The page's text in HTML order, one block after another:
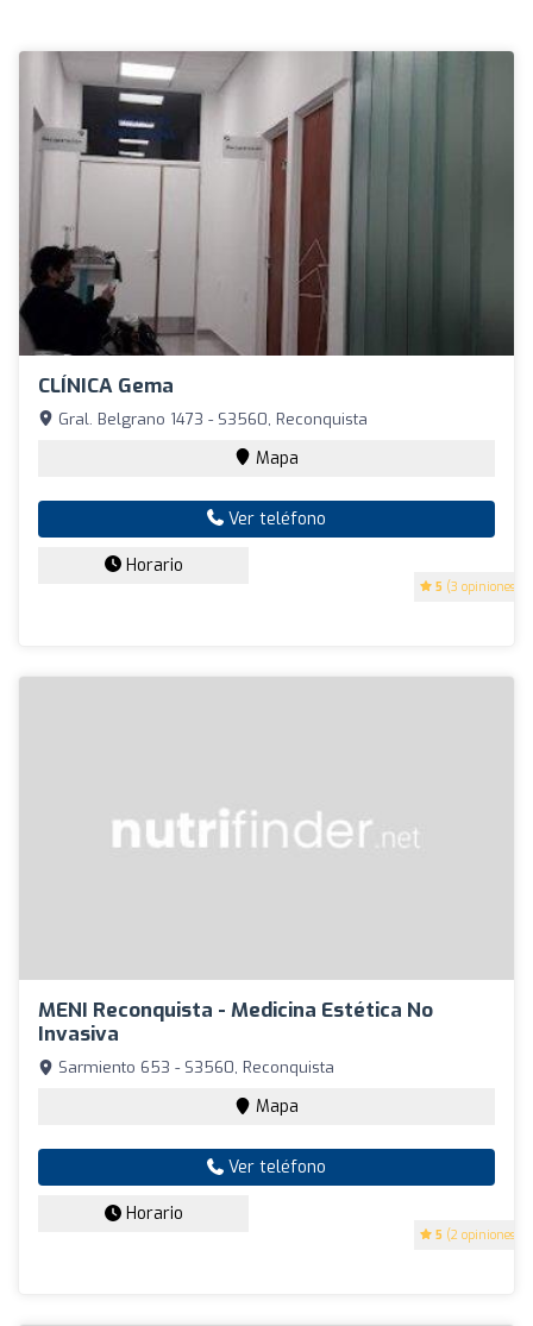
CLÍNICA Gema
5 (3 opiniones)
Gral. Belgrano 1473 - S3560, Reconquista
Mapa
Ver teléfono
Horario
MENI Reconquista - Medicina Estética No
Invasiva
5 (2 opiniones)
Sarmiento 653 - S3560, Reconquista
Mapa
Ver teléfono
Horario